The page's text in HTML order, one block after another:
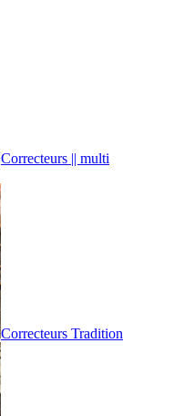
Correcteurs || multi
Correcteurs Tradition